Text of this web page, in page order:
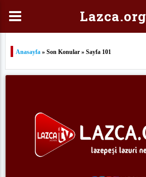
Lazca.org
Anasayfa » Son Konular » Sayfa 101